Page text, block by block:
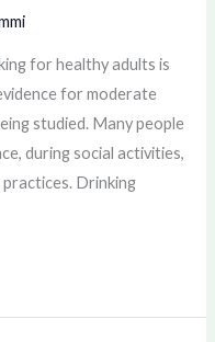
for healthy adults is
for moderate
studied. Many people
during social activities,
Drinking